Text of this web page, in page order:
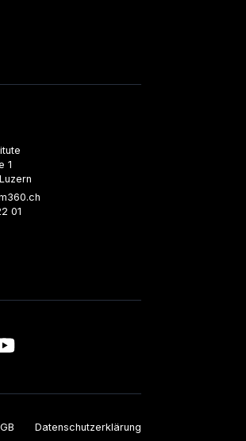
1
01
Datenschutzerklärung